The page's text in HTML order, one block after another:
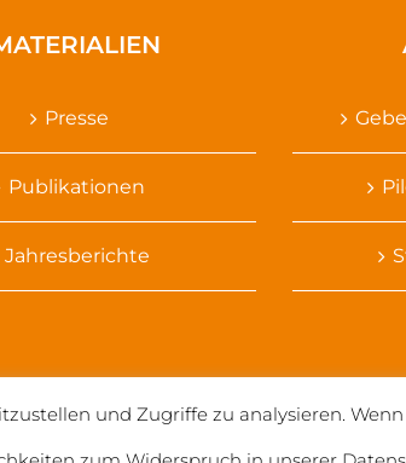
Presse
Publikationen
Jahresberichte
© 2020 Salvatorianerinnen weltweit
und Zugriffe zu analysieren.